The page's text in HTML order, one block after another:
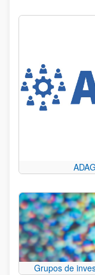
Grupos de